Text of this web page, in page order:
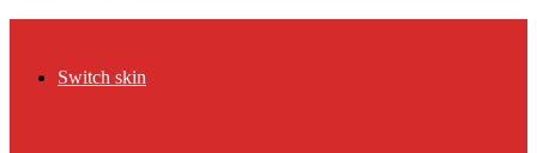
Switch skin